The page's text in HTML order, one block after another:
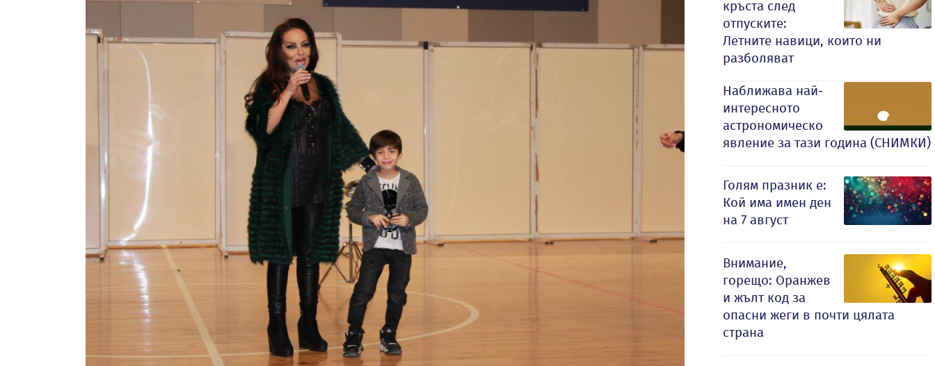
кръста след
отпуските:
Летните навици, които ни
разболяват
Наближава най-
интересното
астрономическо
явление за тази година (СНИМКИ)
Голям празник е:
Кой има имен ден
на 7 август
Внимание,
горещо: Оранжев
и жълт код за
опасни жеги в почти цялата
страна